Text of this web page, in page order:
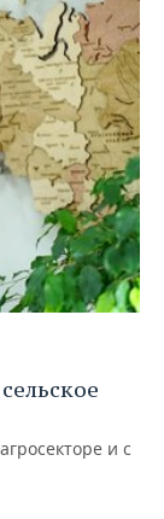
и с